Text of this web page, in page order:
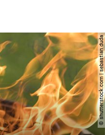
© shutterstock.com | sebastian duda